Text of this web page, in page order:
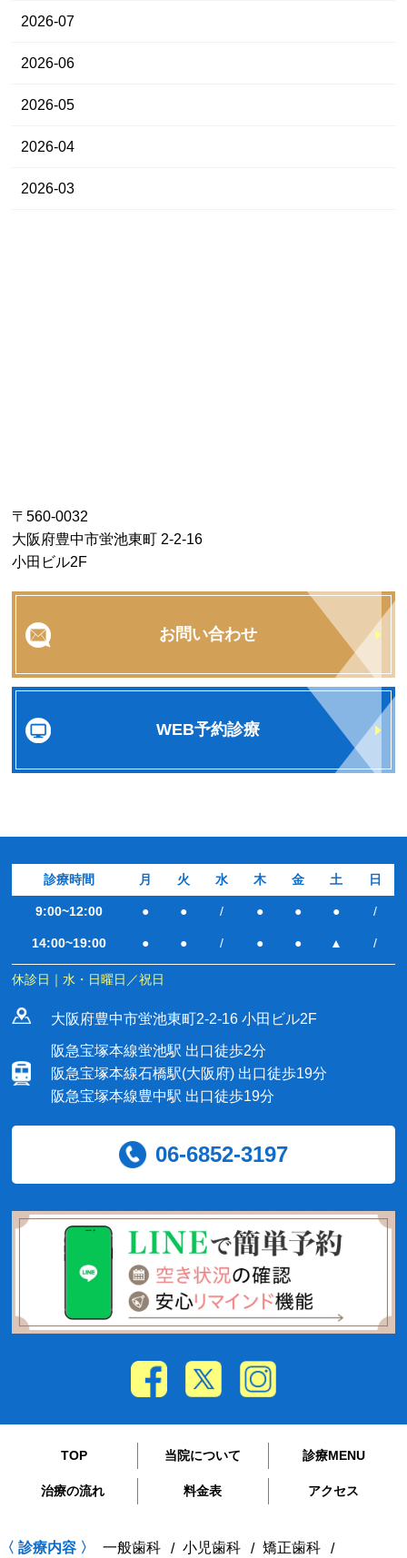
2026-07
2026-06
2026-05
2026-04
2026-03
〒560-0032
大阪府豊中市蛍池東町 2-2-16
小田ビル2F
お問い合わせ
WEB予約診療
診療時間 月 火 水 木 金 土 日
9:00~12:00 ● ● / ● ● ● /
14:00~19:00 ● ● / ● ● ▲ /
休診日｜水・日曜日／祝日
大阪府豊中市蛍池東町2-2-16 小田ビル2F
阪急宝塚本線蛍池駅 出口徒歩2分
阪急宝塚本線石橋駅(大阪府) 出口徒歩19分
阪急宝塚本線豊中駅 出口徒歩19分
06-6852-3197
TOP 当院について 診療MENU
治療の流れ 料金表 アクセス
〈 診療内容 〉 一般歯科 小児歯科 矯正歯科